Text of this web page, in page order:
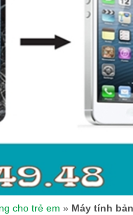
cho trẻ em » Máy tính